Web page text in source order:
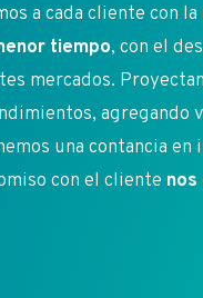
a cada cliente con la
tiempo, con el
mercados.
agregando
una contancia
con el cliente